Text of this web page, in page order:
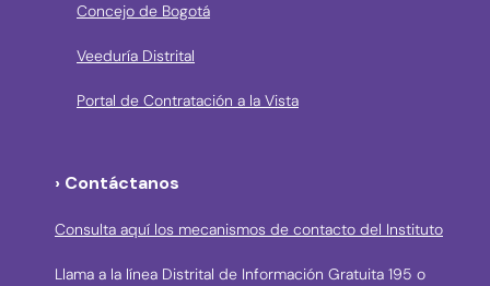
Concejo de Bogotá
Veeduría Distrital
Portal de Contratación a la Vista
› Contáctanos
Consulta aquí los mecanismos de contacto del Instituto
Llama a la línea Distrital de Información Gratuita 195 o